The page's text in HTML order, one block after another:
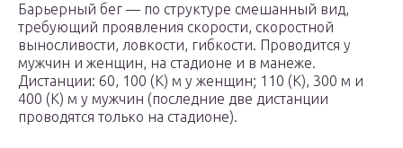
Барьерный бег — по структуре смешанный вид,
требующий проявления скорости, скоростной
выносливости, ловкости, гибкости. Проводится у
мужчин и женщин, на стадионе и в манеже.
Дистанции: 60, 100 (К) м у женщин; 110 (К), 300 м и
400 (К) м у мужчин (последние две дистанции
проводятся только на стадионе).